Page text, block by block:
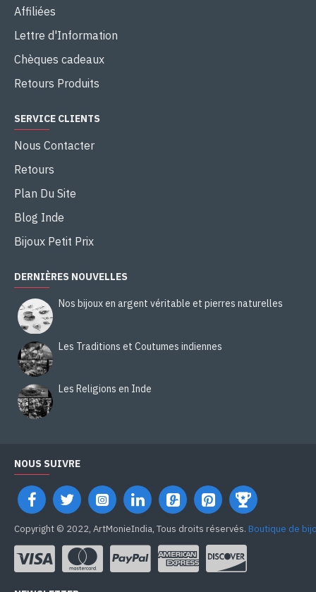
Affiliées
Lettre d'Information
Chèques cadeaux
Retours Produits
SERVICE CLIENTS
Nous Contacter
Retours
Plan Du Site
Blog Inde
Bijoux Petit Prix
DERNIÈRES NOUVELLES
Nos bijoux en argent véritable et pierres naturelles
Les Traditions et Coutumes indiennes
Les Religions en Inde
NOUS SUIVRE
Copyright © 2022, ArtMonieIndia, Tous droits réservés. Boutique de